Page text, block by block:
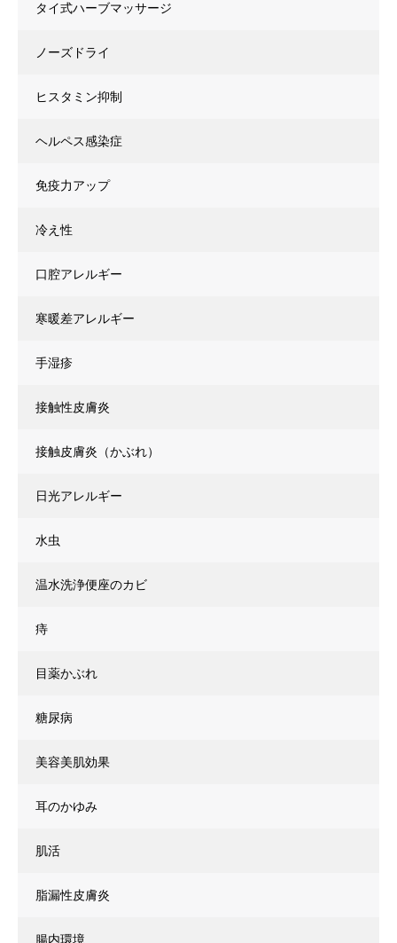
タイ式ハーブマッサージ
ノーズドライ
ヒスタミン抑制
ヘルペス感染症
免疫力アップ
冷え性
口腔アレルギー
寒暖差アレルギー
手湿疹
接触性皮膚炎
接触皮膚炎（かぶれ）
日光アレルギー
水虫
温水洗浄便座のカビ
痔
目薬かぶれ
糖尿病
美容美肌効果
耳のかゆみ
肌活
脂漏性皮膚炎
腸内環境